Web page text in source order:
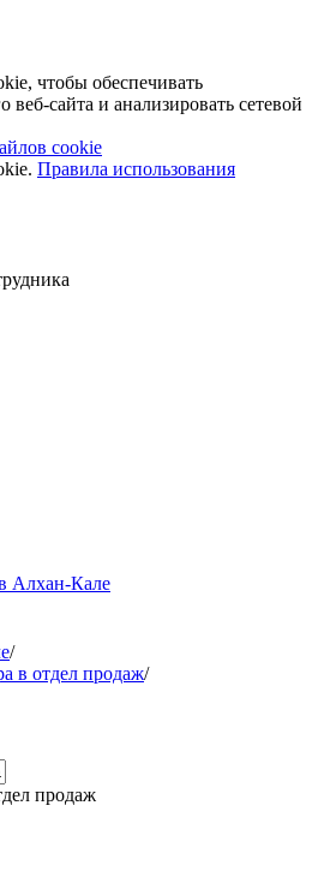
чтобы обеспечивать
сайта и анализировать сетевой
cookie
Правила использования
Алхан-Кале
/
в отдел продаж/
продаж